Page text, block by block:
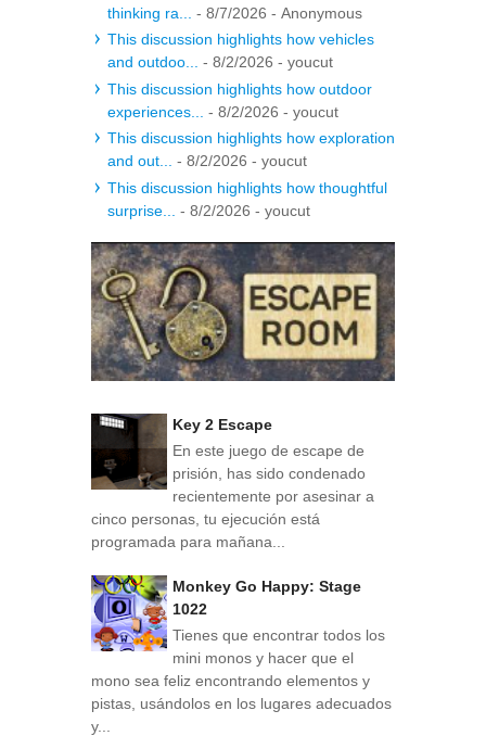
thinking ra...
- 8/7/2026 - Anonymous
This discussion highlights how vehicles
and outdoo... - 8/2/2026 - youcut
This discussion highlights how outdoor
experiences...
- 8/2/2026 - youcut
This discussion highlights how exploration
and out... - 8/2/2026 - youcut
This discussion highlights how thoughtful
surprise...
- 8/2/2026 - youcut
Key 2 Escape
En este juego de escape de
prisión, has sido condenado
recientemente por asesinar a
cinco personas, tu ejecución está
programada para mañana...
Monkey Go Happy: Stage
1022
Tienes que encontrar todos los
mini monos y hacer que el
mono sea feliz encontrando elementos y
pistas, usándolos en los lugares adecuados
y...